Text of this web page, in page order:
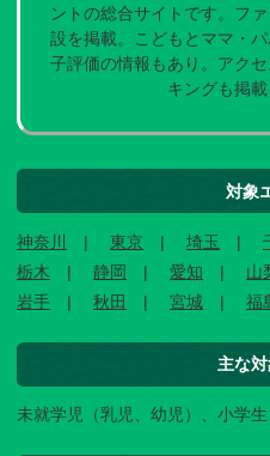
ントの総合サイトです。フ
設を掲載。こどもとママ・
子評価の情報もあり。アク
キングも掲載
対象
神奈川 東京 埼玉
栃木
静岡 愛知 山
岩手
秋田 宮城 福
主な
未就学児（乳児、幼児）、小学